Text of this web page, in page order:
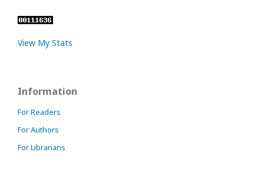
View My Stats
Information
For Readers
For Authors
For Librarians